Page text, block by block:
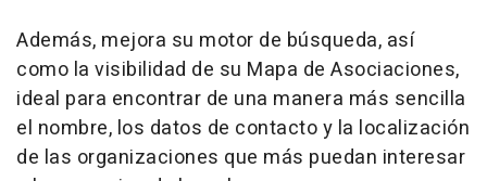
Además, mejora su motor de búsqueda, así
como la visibilidad de su Mapa de Asociaciones,
ideal para encontrar de una manera más sencilla
el nombre, los datos de contacto y la localización
de las organizaciones que más puedan interesar